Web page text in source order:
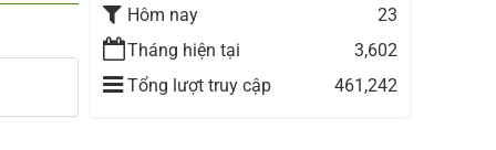
Hôm nay
23
Tháng hiện tại
3,602
Tổng lượt truy cập
461,242